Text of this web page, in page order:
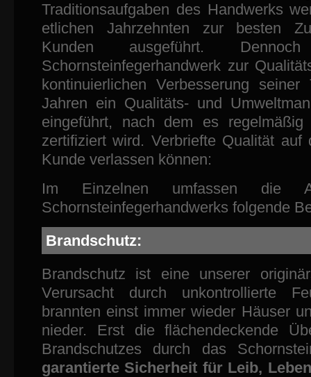
Traditionsaufgaben des Handwerks
etlichen Jahrzehnten zur besten
Kunden ausgeführt.
Schornsteinfegerhandwerk zur
kontinuierlichen Verbesserung seiner
Jahren ein Qualitäts- und
eingeführt, nach dem es regelmäßig
zertifiziert wird. Verbriefte Qualität
Kunde verlassen können:
Im Einzelnen umfassen die
Schornsteinfegerhandwerks folgende
Brandschutz:
Brandschutz ist eine unserer
Verursacht durch unkontrollierte
brannten einst immer wieder Häuser
nieder. Erst die flächendeckende
Brandschutzes durch das
garantierte Sicherheit für Leib,